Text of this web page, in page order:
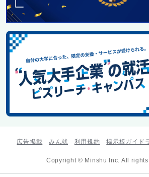
広告掲載 みん就 利用規約 掲示板ガイド
Copyright © Minshu Inc. All rights